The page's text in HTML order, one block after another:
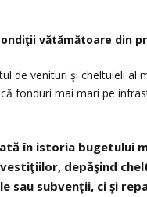
vătămătoare din
de venituri şi cheltuieli al
fonduri mai mari pe
în istoria bugetului
depăşind
sau subvenţii, ci şi